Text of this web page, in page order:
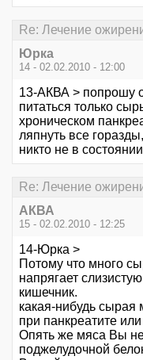
Re: Лечение
Юрка
14 - 02.02.2010 - 12:00
13-АКВА > попрошу
питаться только
хроническом
ляпнуть все
никто не в
Re: Лечение
АКВА
15 - 02.02.2010 - 12:25
14-Юрка >
Потому что много
напрягает
кишечник.
какая-нибудь сырая
при панкреатите или
Опять же мяса Вы
поджелудочной